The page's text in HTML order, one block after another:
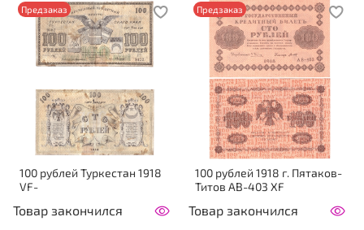
Предзаказ
100 рублей Туркестан 1918
VF-
Товар закончился
Предзаказ
100 рублей 1918 г. Пятаков-
Титов АВ-403 XF
Товар закончился